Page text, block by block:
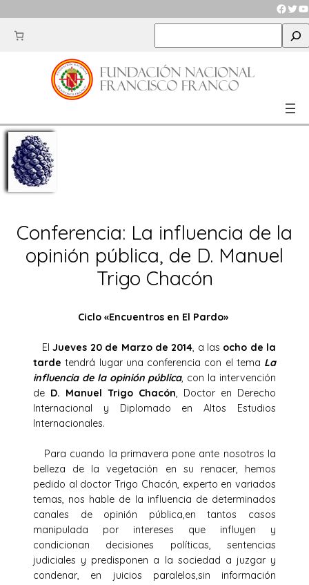
al
contenido
e
r
c
Conferencia: La influencia de la
opinión pública, de D. Manuel
Trigo Chacón
Ciclo «Encuentros en El Pardo»
El Jueves 20 de Marzo de 2014 , a las ocho de la
tardetendrá lugar una conferencia con el tema La
influencia de la opinión pública, con la intervención
de D. Manuel Trigo Chacón , Doctor en Derecho
Internacional y Diplomado en Altos Estudios
Internacionales.
Para cuando la primavera pone ante nosotros la
belleza de la vegetación en su renacer, hemos
pedido al doctor Trigo Chacón, experto en variados
temas, nos hable de la influencia de determinados
canales de opinión pública,en tantos casos
manipulada por intereses que influyen y
condicionan decisiones políticas, sentencias
judiciales y predisponen a la sociedad a juzgar y
condenar, en juicios paralelos,sin información